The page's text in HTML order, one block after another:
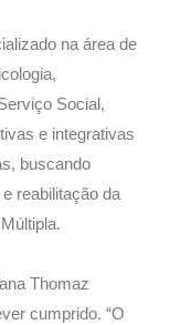
na área de
Social,
e integrativas
buscando
reabilitação da
Thomaz
cumprido. “O